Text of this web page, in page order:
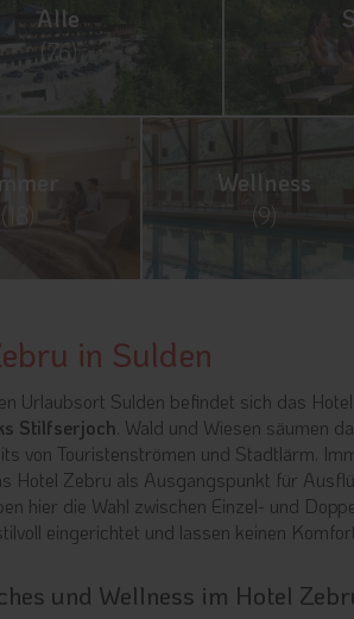
Alle
(76)
(18)
Wellness
(9)
in Sulden
Urlaubsort Sulden befindet sich das
Stilfserjoch. Wald und Wiesen säumen
von Touristenströmen und Stadtlärm.
Hotel Zebru als Ausgangspunkt für
hier die Wahl zwischen Einzel- und
eingerichtet und lassen keinen
und Wellness im Hotel